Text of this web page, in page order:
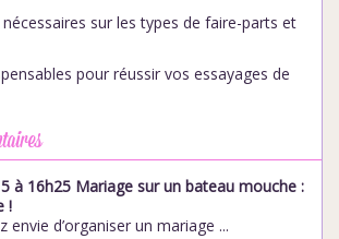
sur les types de faire-parts et
pour réussir vos essayages de
à 16h25 Mariage sur un bateau mouche :
!
envie d’organiser un mariage ...